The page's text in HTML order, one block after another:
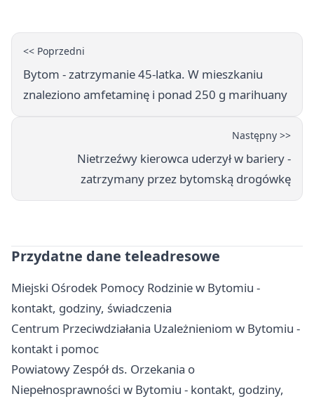
<< Poprzedni
Bytom - zatrzymanie 45-latka. W mieszkaniu
znaleziono amfetaminę i ponad 250 g marihuany
Następny >>
Nietrzeźwy kierowca uderzył w bariery -
zatrzymany przez bytomską drogówkę
Przydatne dane teleadresowe
Miejski Ośrodek Pomocy Rodzinie w Bytomiu -
kontakt, godziny, świadczenia
Centrum Przeciwdziałania Uzależnieniom w Bytomiu -
kontakt i pomoc
Powiatowy Zespół ds. Orzekania o
Niepełnosprawności w Bytomiu - kontakt, godziny,